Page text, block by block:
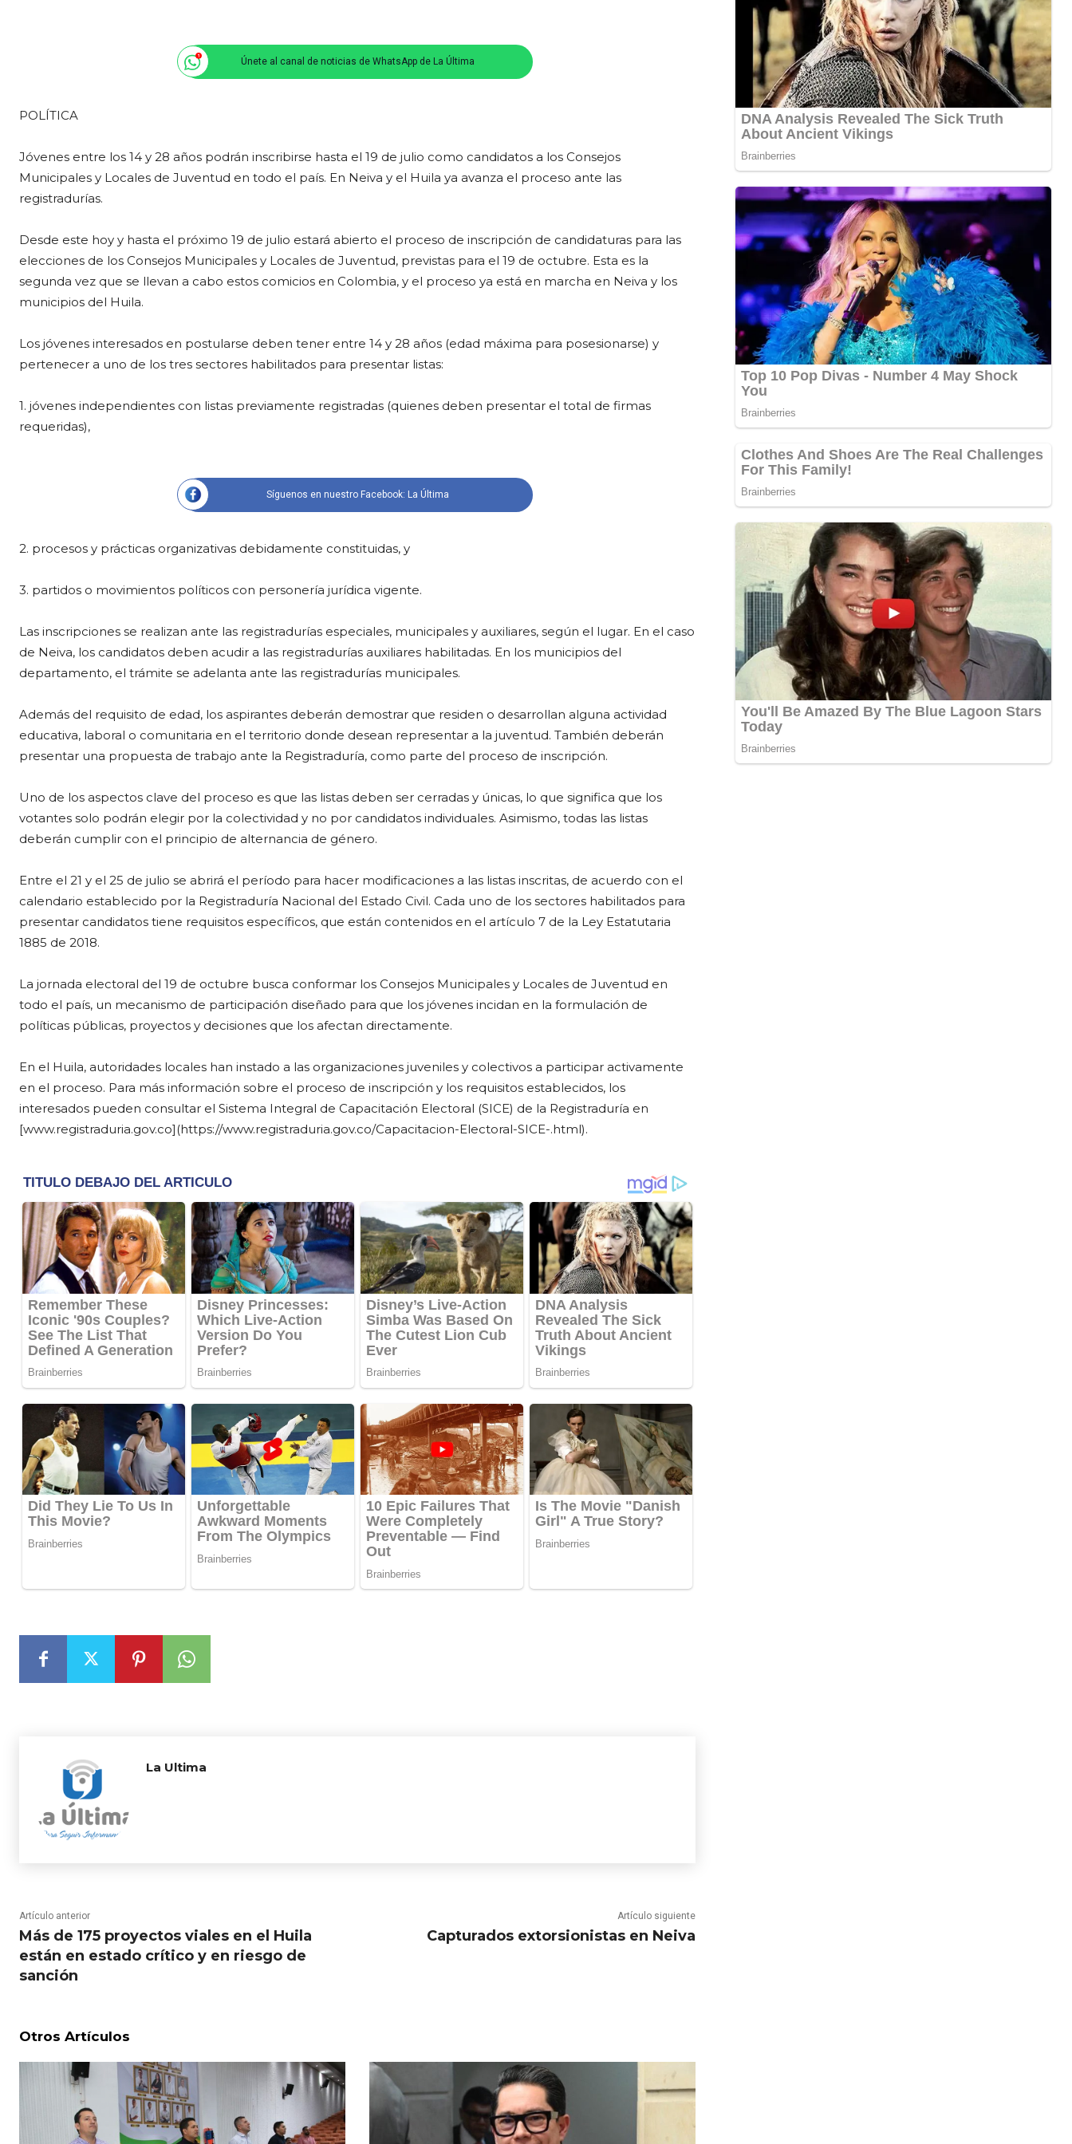
Únete al canal de noticias de WhatsApp de La Última
POLÍTICA
Jóvenes entre los 14 y 28 años podrán inscribirse hasta el 19 de julio como candidatos a los Consejos
Municipales y Locales de Juventud en todo el país. En Neiva y el Huila ya avanza el proceso ante las
registradurías.
Desde este hoy y hasta el próximo 19 de julio estará abierto el proceso de inscripción de candidaturas para las
elecciones de los Consejos Municipales y Locales de Juventud, previstas para el 19 de octubre. Esta es la
segunda vez que se llevan a cabo estos comicios en Colombia, y el proceso ya está en marcha en Neiva y los
municipios del Huila.
Los jóvenes interesados en postularse deben tener entre 14 y 28 años (edad máxima para posesionarse) y
pertenecer a uno de los tres sectores habilitados para presentar listas:
1. jóvenes independientes con listas previamente registradas (quienes deben presentar el total de firmas
requeridas),
Síguenos en nuestro Facebook: La Última
2. procesos y prácticas organizativas debidamente constituidas, y
3. partidos o movimientos políticos con personería jurídica vigente.
Las inscripciones se realizan ante las registradurías especiales, municipales y auxiliares, según el lugar. En el caso
de Neiva, los candidatos deben acudir a las registradurías auxiliares habilitadas. En los municipios del
departamento, el trámite se adelanta ante las registradurías municipales.
Además del requisito de edad, los aspirantes deberán demostrar que residen o desarrollan alguna actividad
educativa, laboral o comunitaria en el territorio donde desean representar a la juventud. También deberán
presentar una propuesta de trabajo ante la Registraduría, como parte del proceso de inscripción.
Uno de los aspectos clave del proceso es que las listas deben ser cerradas y únicas, lo que significa que los
votantes solo podrán elegir por la colectividad y no por candidatos individuales. Asimismo, todas las listas
deberán cumplir con el principio de alternancia de género.
Entre el 21 y el 25 de julio se abrirá el período para hacer modificaciones a las listas inscritas, de acuerdo con el
calendario establecido por la Registraduría Nacional del Estado Civil. Cada uno de los sectores habilitados para
presentar candidatos tiene requisitos específicos, que están contenidos en el artículo 7 de la Ley Estatutaria
1885 de 2018.
La jornada electoral del 19 de octubre busca conformar los Consejos Municipales y Locales de Juventud en
todo el país, un mecanismo de participación diseñado para que los jóvenes incidan en la formulación de
políticas públicas, proyectos y decisiones que los afectan directamente.
En el Huila, autoridades locales han instado a las organizaciones juveniles y colectivos a participar activamente
en el proceso. Para más información sobre el proceso de inscripción y los requisitos establecidos, los
interesados pueden consultar el Sistema Integral de Capacitación Electoral (SICE) de la Registraduría en
[www.registraduria.gov.co](https://www.registraduria.gov.co/Capacitacion-Electoral-SICE-.html).
La Ultima
Artículo anterior
Más de 175 proyectos viales en el Huila
están en estado crítico y en riesgo de
sanción
Artículo siguiente
Capturados extorsionistas en Neiva
Otros Artículos